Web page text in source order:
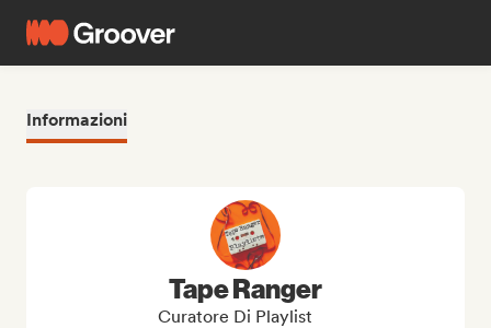
Informazioni
Tape Ranger
Curatore Di Playlist